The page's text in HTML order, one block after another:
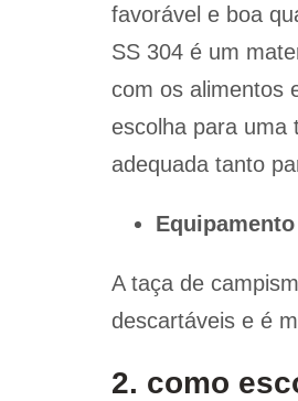
favorável e boa
SS 304 é um
com os alimentos
escolha para uma
adequada tanto
A taça de
descartáveis e é
2. como